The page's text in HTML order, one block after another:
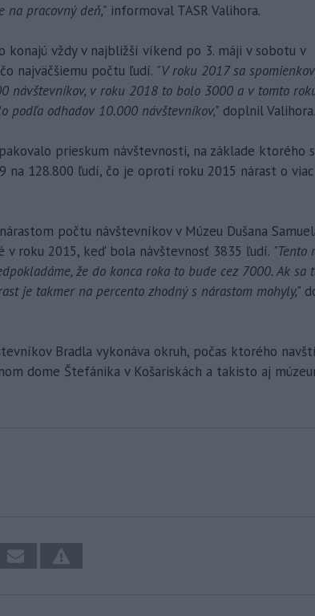
na pracovný deň," informoval TASR Valihora.
konajú vždy v najbližší víkend po 3. máji v sobotu v
najväčšiemu počtu ľudí. "V roku 2017 sa
návštevníkov, v roku 2018 to bolo 3000 a v tomto
podľa odhadov 10.000 návštevníkov," doplnil Valihora.
prieskum návštevnosti, na základe ktorého
na 128.800 ľudí, čo je oproti roku 2015 nárast o
počtu návštevníkov v Múzeu Dušana
v roku 2015, keď bola návštevnosť 3835 ľudí. "Tento
že do konca roka to bude cez 7000. Ak sa
je takmer na percento zhodný s nárastom mohyly,"
Bradla vykonáva okruh, počas ktorého
dome Štefánika v Košariskách a takisto aj